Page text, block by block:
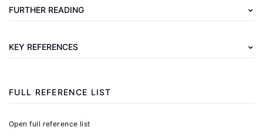
FURTHER READING
KEY REFERENCES
Migration
Paris:
OECD,
2008.
FULL REFERENCE LIST
Open full reference list